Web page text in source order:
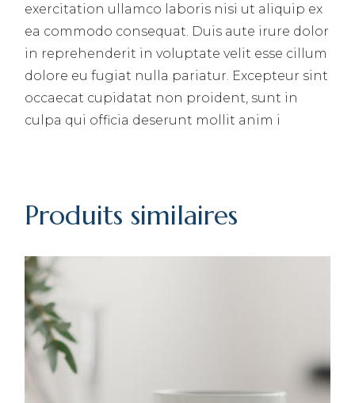
exercitation ullamco laboris nisi ut aliquip ex
ea commodo consequat. Duis aute irure dolor
in reprehenderit in voluptate velit esse cillum
dolore eu fugiat nulla pariatur. Excepteur sint
occaecat cupidatat non proident, sunt in
culpa qui officia deserunt mollit anim i
Produits similaires